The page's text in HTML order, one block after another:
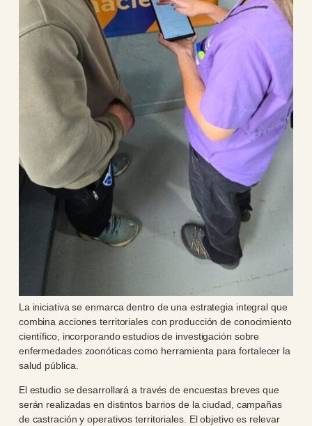
La iniciativa se enmarca dentro de una estrategia integral que
combina acciones territoriales con producción de conocimiento
científico, incorporando estudios de investigación sobre
enfermedades zoonóticas como herramienta para fortalecer la
salud pública.
El estudio se desarrollará a través de encuestas breves que
serán realizadas en distintos barrios de la ciudad, campañas
de castración y operativos territoriales. El objetivo es relevar